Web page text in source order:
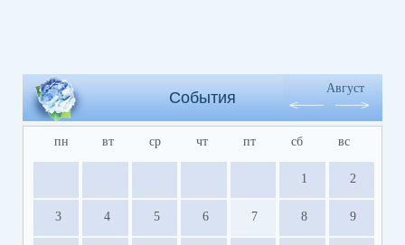
События
Август
пн вт ср чт пт сб вс
1 2
3 4 5 6 7 8 9